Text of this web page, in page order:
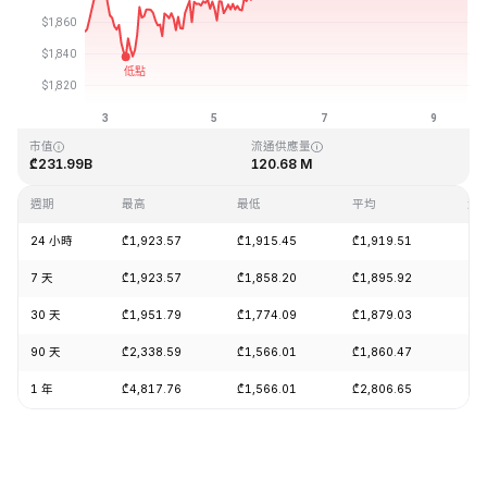
最近更新時間：2026-08-09 15:00 (GMT+0)
₾0.432979
市值
₾231.99B
流通供應量
120.68 M
週期 最高 最低 平均 漲
24 小時 ₾1,923.57 ₾1,915.45 ₾1,919.51
7 天 ₾1,923.57 ₾1,858.20 ₾1,895.92
30 天 ₾1,951.79 ₾1,774.09 ₾1,879.03
90 天 ₾2,338.59 ₾1,566.01 ₾1,860.47
1 年 ₾4,817.76 ₾1,566.01 ₾2,806.65